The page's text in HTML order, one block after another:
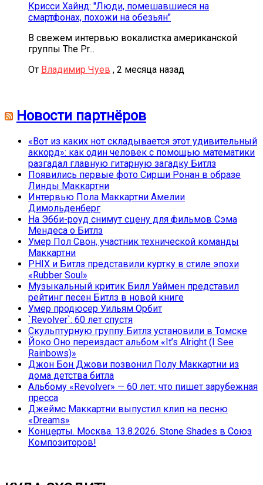
Крисси Хайнд: "Люди, помешавшиеся на
смартфонах, похожи на обезьян"
В свежем интервью вокалистка американской
группы The Pr...
От Владимир Чуев , 2 месяца назад
Новости партнёров
«Вот из каких нот складывается этот удивительный
аккорд»: как один человек с помощью математики
разгадал главную гитарную загадку Битлз
Появились первые фото Сирши Ронан в образе
Линды Маккартни
Интервью Пола Маккартни Амелии
Димольденберг
На Эбби-роуд снимут сцену для фильмов Сэма
Мендеса о Битлз
Умер Пол Свон, участник технической команды
Маккартни
PHIX и Битлз представили куртку в стиле эпохи
«Rubber Soul»
Музыкальный критик Билл Уаймен представил
рейтинг песен Битлз в новой книге
Умер продюсер Уильям Орбит
`Revolver`: 60 лет спустя
Скульптурную группу Битлз установили в Томске
Йоко Оно переиздаст альбом «It’s Alright (I See
Rainbows)»
Джон Бон Джови позвонил Полу Маккартни из
дома детства битла
Альбому «Revolver» — 60 лет: что пишет зарубежная
пресса
Джеймс Маккартни выпустил клип на песню
«Dreams»
Концерты. Москва. 13.8.2026. Stone Shades в Союз
Композиторов!